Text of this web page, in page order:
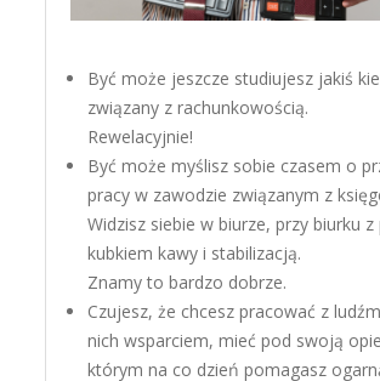
Być może jeszcze studiujesz jakiś
związany z rachunkowością.
Rewelacyjnie!
Być może myślisz sobie czasem o
pracy w zawodzie związanym z
Widzisz siebie w biurze, przy biurku
kubkiem kawy i stabilizacją.
Znamy to bardzo dobrze.
Czujesz, że chcesz pracować z
nich wsparciem, mieć pod swoją
którym na co dzień pomagasz